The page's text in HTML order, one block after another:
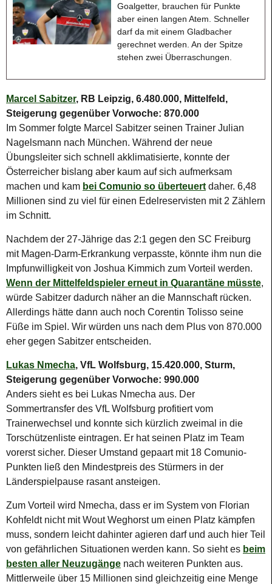
Goalgetter, brauchen für Punkte
aber einen langen Atem. Schneller
darf da mit einem Gladbacher
gerechnet werden. An der Spitze
stehen zwei Überraschungen.
Marcel Sabitzer, RB Leipzig, 6.480.000, Mittelfeld,
Steigerung gegenüber Vorwoche: 870.000
Im Sommer folgte Marcel Sabitzer seinen Trainer Julian
Nagelsmann nach München. Während der neue
Übungsleiter sich schnell akklimatisierte, konnte der
Österreicher bislang aber kaum auf sich aufmerksam
machen und kam bei Comunio so überteuert daher. 6,48
Millionen sind zu viel für einen Edelreservisten mit 2 Zählern
im Schnitt.
Nachdem der 27-Jährige das 2:1 gegen den SC Freiburg
mit Magen-Darm-Erkrankung verpasste, könnte ihm nun die
Impfunwilligkeit von Joshua Kimmich zum Vorteil werden.
Wenn der Mittelfeldspieler erneut in Quarantäne müsste,
würde Sabitzer dadurch näher an die Mannschaft rücken.
Allerdings hätte dann auch noch Corentin Tolisso seine
Füße im Spiel. Wir würden uns nach dem Plus von 870.000
eher gegen Sabitzer entscheiden.
Lukas Nmecha, VfL Wolfsburg, 15.420.000, Sturm,
Steigerung gegenüber Vorwoche: 990.000
Anders sieht es bei Lukas Nmecha aus. Der
Sommertransfer des VfL Wolfsburg profitiert vom
Trainerwechsel und konnte sich kürzlich zweimal in die
Torschützenliste eintragen. Er hat seinen Platz im Team
vorerst sicher. Dieser Umstand gepaart mit 18 Comunio-
Punkten ließ den Mindestpreis des Stürmers in der
Länderspielpause rasant ansteigen.
Zum Vorteil wird Nmecha, dass er im System von Florian
Kohfeldt nicht mit Wout Weghorst um einen Platz kämpfen
muss, sondern leicht dahinter agieren darf und auch hier Teil
von gefährlichen Situationen werden kann. So sieht es beim
besten aller Neuzugänge nach weiteren Punkten aus.
Mittlerweile über 15 Millionen sind gleichzeitig eine Menge